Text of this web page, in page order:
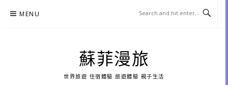
MENU
蘇菲漫旅
世界旅遊 住宿體驗 旅遊體驗 親子生活